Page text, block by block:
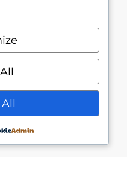
contacter.